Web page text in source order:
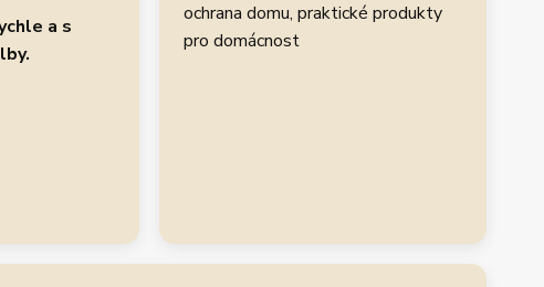
a s
ochrana domu, praktické produkty
pro domácnost